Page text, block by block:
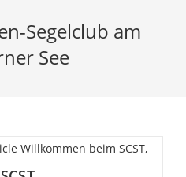
Segelclub am
See